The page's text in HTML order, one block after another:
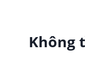
Không